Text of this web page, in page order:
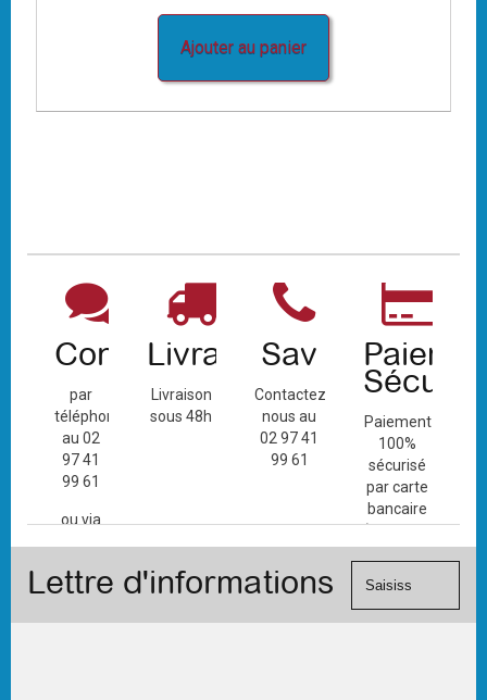
Ajouter au panier
Contact
par
téléphone
au 02
97 41
99 61
ou via
de
Livraison
Livraison
sous 48h
Sav
Contactez-
nous au
02 97 41
99 61
Paiement
100%
sécurisé
par carte
bancaire
(Mastercard,
Visa, ...) et
Lettre d'informations